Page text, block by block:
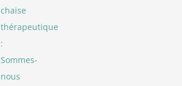
chaise
thérapeutique
:
Sommes-
nous